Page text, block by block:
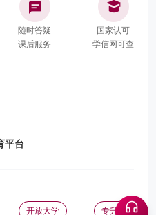
随时答疑
课后服务
国家认可
学信网可查
平台
开放大学 专升本